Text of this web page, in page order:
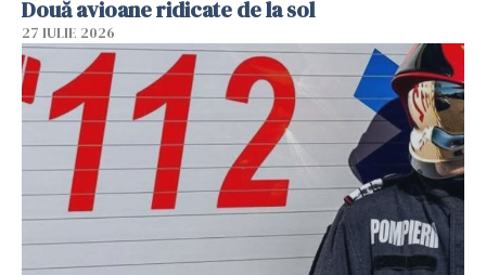
Două avioane ridicate de la sol
27 IULIE 2026